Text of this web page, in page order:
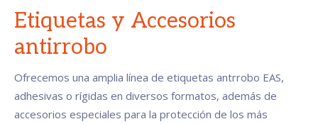
Etiquetas y Accesorios
antirrobo
Ofrecemos una amplia línea de etiquetas antrrobo EAS,
adhesivas o rígidas en diversos formatos, además de
accesorios especiales para la protección de los más